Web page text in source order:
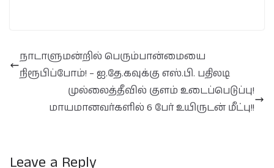
நாடாளுமன்றில் பெரும்பான்மையை
நிரூபிப்போம்! – ஐ.தே.கவுக்கு எஸ்.பி. பதிலடி
முல்லைத்தீவில் குளம் உடைப்பெடுப்பு!
மாயமானவர்களில் 6 பேர் உயிருடன் மீட்பு!!
Leave a Reply